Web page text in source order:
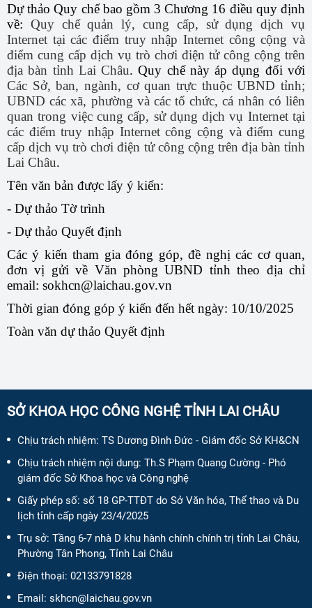
Dự thảo Quy chế bao gồm 3 Chương 16 điều quy định
về: Quy chế quản lý, cung cấp, sử dụng dịch vụ
Internet tại các điểm truy nhập Internet công cộng và
điểm cung cấp dịch vụ trò chơi điện tử công cộng trên
địa bàn tỉnh Lai Châu. Quy chế này áp dụng đối với
Các Sở, ban, ngành, cơ quan trực thuộc UBND tỉnh;
UBND các xã, phường và các tổ chức, cá nhân có liên
quan trong việc cung cấp, sử dụng dịch vụ Internet tại
các điểm truy nhập Internet công cộng và điểm cung
cấp dịch vụ trò chơi điện tử công cộng trên địa bàn tỉnh
Lai Châu.
Tên văn bản được lấy ý kiến:
- Dự thảo Tờ trình
- Dự thảo Quyết định
Các ý kiến tham gia đóng góp, đề nghị các cơ quan,
đơn vị gửi về Văn phòng UBND tỉnh theo địa chỉ
email: sokhcn@laichau.gov.vn
Thời gian đóng góp ý kiến đến hết ngày: 10/10/2025
Toàn văn dự thảo Quyết định
SỞ KHOA HỌC CÔNG NGHỆ TỈNH LAI CHÂU
Chịu trách nhiệm: TS Dương Đình Đức - Giám đốc Sở KH&CN
Chịu trách nhiệm nội dung: Th.S Phạm Quang Cường - Phó
giám đốc Sở Khoa học và Công nghệ
Giấy phép số: số 18 GP-TTĐT do Sở Văn hóa, Thể thao và Du
lịch tỉnh cấp ngày 23/4/2025
Trụ sở: Tầng 6-7 nhà D khu hành chính chính trị tỉnh Lai Châu,
Phường Tân Phong, Tỉnh Lai Châu
Điện thoại: 02133791828
Email: skhcn@laichau.gov.vn